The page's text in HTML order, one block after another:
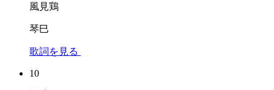
風見鶏
琴巳
歌詞を見る
10